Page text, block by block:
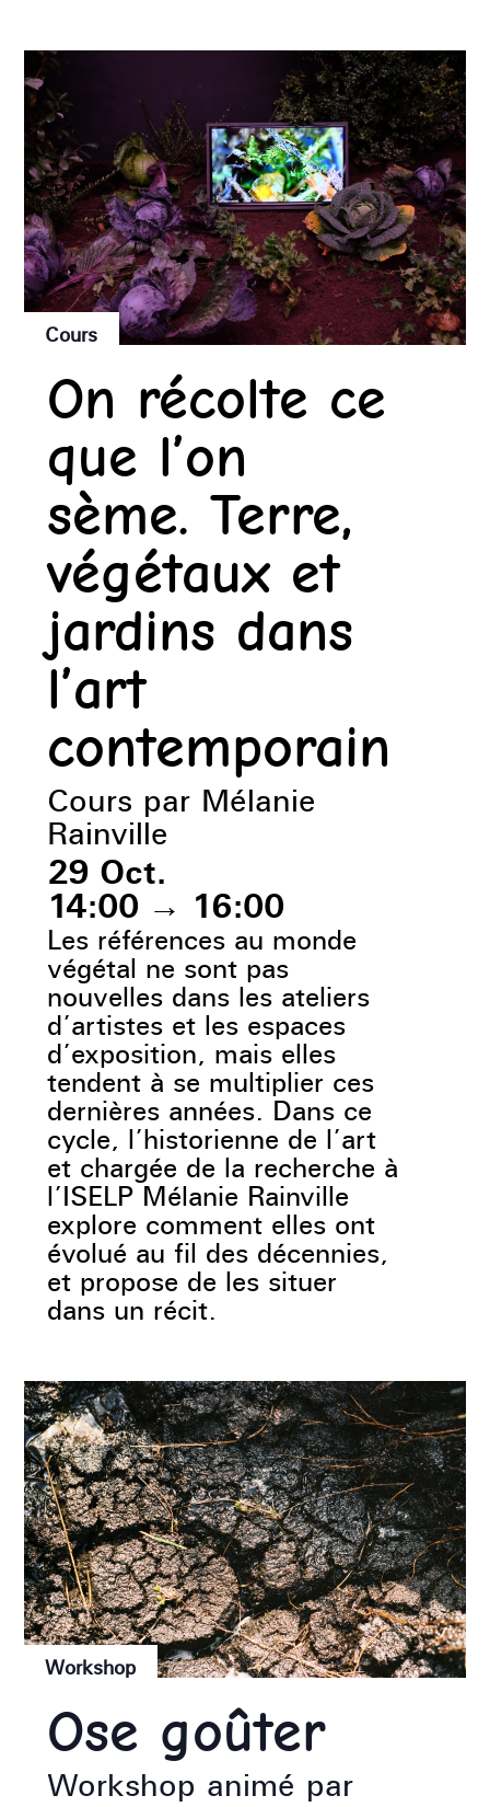
Cours
On récolte ce
que l’on
sème. Terre,
végétaux et
jardins dans
l’art
contemporain
Cours par Mélanie
Rainville
29 Oct.
14:00 → 16:00
Les références au monde
végétal ne sont pas
nouvelles dans les ateliers
d’artistes et les espaces
d’exposition, mais elles
tendent à se multiplier ces
dernières années. Dans ce
cycle, l’historienne de l’art
et chargée de la recherche à
l’ISELP Mélanie Rainville
explore comment elles ont
évolué au fil des décennies,
et propose de les situer
dans un récit.
Workshop
Ose goûter
Workshop animé par